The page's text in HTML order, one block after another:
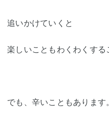
追いかけていくと
楽しいこともわくわくする
でも、辛いこともあります。